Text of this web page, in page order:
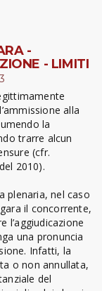
-
- LIMITI
alla
la
trarre alcun
(cfr.
2010).
plenaria, nel caso
il concorrente,
l’aggiudicazione
una pronuncia
Infatti, la
o non annullata,
del